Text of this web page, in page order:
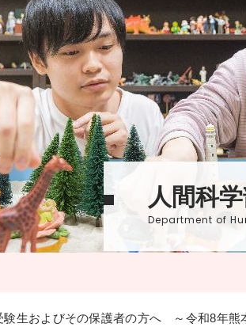
人間科
Department of
験生およびその保護者の方へ ～令和8年熊